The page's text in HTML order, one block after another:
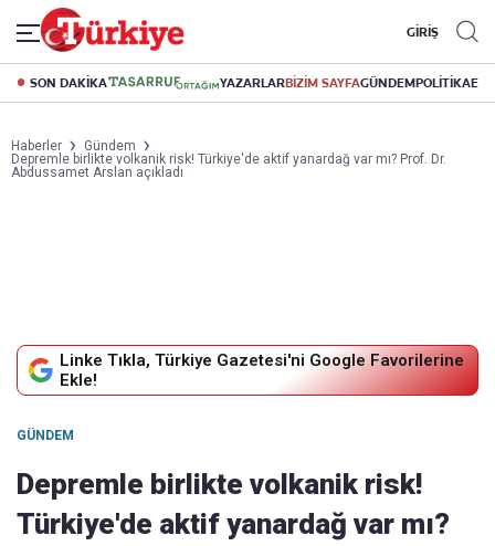
GİRİŞ
SON DAKİKA YAZARLARBİZİM SAYFAGÜNDEMPOLİTİKA
Haberler
Gündem
Depremle birlikte volkanik risk! Türkiye'de aktif yanardağ var mı? Prof. Dr.
Abdussamet Arslan açıkladı
Linke Tıkla, Türkiye Gazetesi'ni Google Favorilerine
Ekle!
GÜNDEM
Depremle birlikte volkanik risk!
Türkiye'de aktif yanardağ var mı?